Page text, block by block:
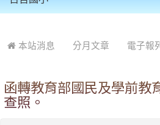
本站消息 分月文章 電子報
函轉教育部國民及學前教
查照。